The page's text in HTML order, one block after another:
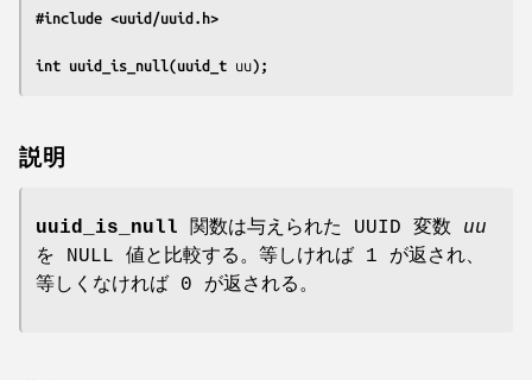
#include <uuid/uuid.h>
int uuid_is_null(uuid_t uu);
説明
uuid_is_null 関数は与えられた UUID 変数 uu
を NULL 値と比較する。等しければ 1 が返され、
等しくなければ 0 が返される。